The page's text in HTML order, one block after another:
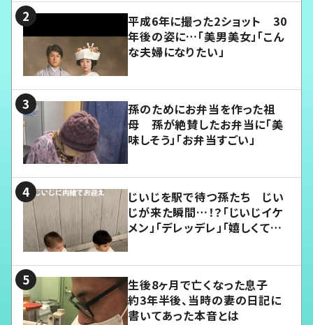
平成6年に撮った2ショット 30
年後の姿に…「美男美女」「こん
な夫婦になりたい」
孫のためにお弁当を作った祖
母 孫が絶賛したお弁当に「美
味しそう」「お弁当すごい」
じいじを駅で待つ孫たち じい
じが来た瞬間…！？「じいじイケ
メン」「デレッデレ」「嬉しくて可
生後8ヶ月で亡くなった息子
約3年半後、当時の妻の日記に
書いてあった本音とは